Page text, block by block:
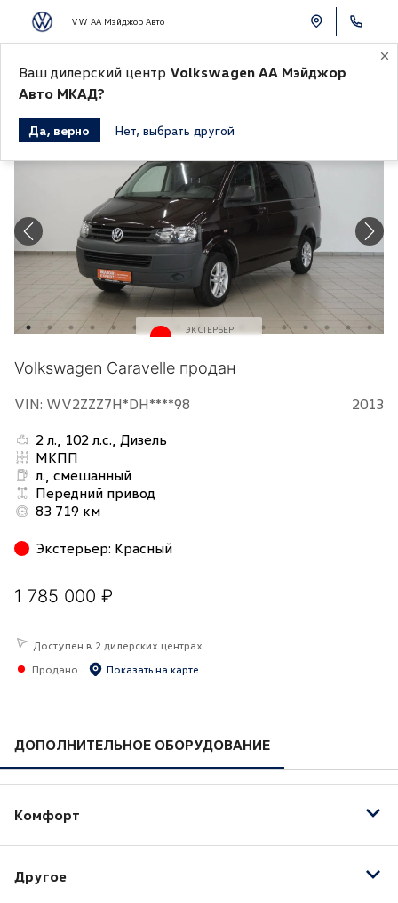
VW АА Мэйджор Авто
К СПИСКУ АВТОМОБИЛЕЙ
ЭКСТЕРЬЕР
ДОПОЛНИТЕЛЬНОЕ ОБОРУДОВАНИЕ
Комфорт
Другое
Volkswagen Caravelle продан
VIN: WV2ZZZ7H*DH****98
2013
2 л., 102 л.с., Дизель
МКПП
л., смешанный
Передний привод
83 719 км
Экстерьер: Красный
1 785 000 ₽
Доступен в 2 дилерских центрах
Продано
Показать на карте
Ваш дилерский центр Volkswagen АА Мэйджор
Авто МКАД?
Да, верно Нет, выбрать другой